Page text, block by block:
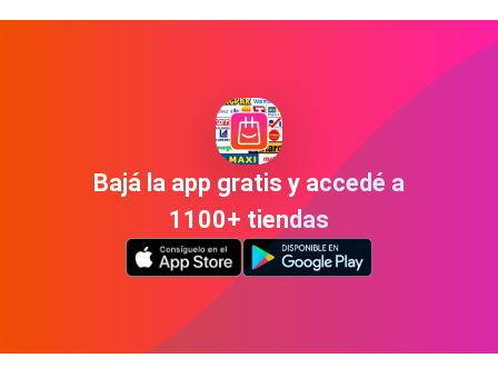
Bajá la app gratis y accedé a
1100+ tiendas